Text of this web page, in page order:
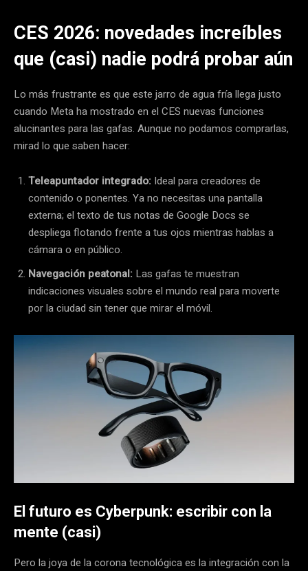
CES 2026: novedades increíbles
que (casi) nadie podrá probar aún
Lo más frustrante es que este jarro de agua fría llega justo
cuando Meta ha mostrado en el CES nuevas funciones
alucinantes para las gafas. Aunque no podamos comprarlas,
mirad lo que saben hacer:
Teleapuntador integrado: Ideal para creadores de
contenido o ponentes. Ya no necesitas una pantalla
externa; el texto de tus notas de Google Docs se
despliega flotando frente a tus ojos mientras hablas a
cámara o en público.
Navegación peatonal: Las gafas te muestran
indicaciones visuales sobre el mundo real para moverte
por la ciudad sin tener que mirar el móvil.
El futuro es Cyberpunk: escribir con la
mente (casi)
Pero la joya de la corona tecnológica es la integración con la